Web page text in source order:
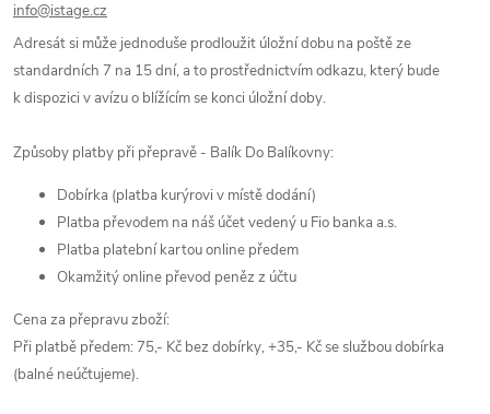
info@istage.cz
Adresát si může jednoduše prodloužit úložní dobu na poště ze
standardních 7 na 15 dní, a to prostřednictvím odkazu, který bude
k dispozici v avízu o blížícím se konci úložní doby.
Způsoby platby při přepravě - Balík Do Balíkovny:
Dobírka (platba kurýrovi v místě dodání)
Platba převodem na náš účet vedený u Fio banka a.s.
Platba platební kartou online předem
Okamžitý online převod peněz z účtu
Cena za přepravu zboží:
Při platbě předem: 75,- Kč bez dobírky, +35,- Kč se službou dobírka
(balné neúčtujeme).